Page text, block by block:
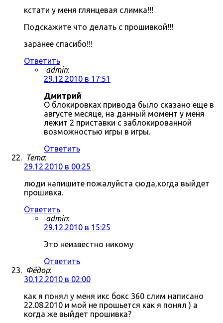
кстати у меня глянцевая слимка!!!
Подскажите что делать с прошивкой!!!
заранее спасибо!!!
Ответить
admin:
29.12.2010 в 17:51
Дмитрий
О блокировках привода было сказано еще в
августе месяце, на данный момент у меня
лежит 2 приставки с заблокированной
возможностью игры в игры.
Ответить
Tema:
29.12.2010 в 00:25
люди напишите пожалуйста сюда,когда выйдет
прошивка.
Ответить
admin:
29.12.2010 в 15:25
Это неизвестно никому
Ответить
Фёдор:
30.12.2010 в 02:00
как я понял у меня икс бокс 360 слим написано
22.08.2010 и мой не прошьется как я понял ) а
когда же выйдет прошивка?